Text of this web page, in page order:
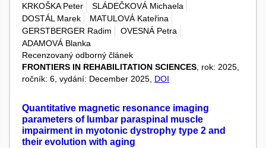
KRKOŠKA Peter
SLÁDEČKOVÁ Michaela
DOSTÁL Marek
MATULOVÁ Kateřina
GERSTBERGER Radim
OVESNÁ Petra
ADAMOVÁ Blanka
Recenzovaný odborný článek
FRONTIERS IN REHABILITATION SCIENCES, rok: 2025,
ročník: 6, vydání: December 2025, DOI
Quantitative magnetic resonance imaging
parameters of lumbar paraspinal muscle
impairment in myotonic dystrophy type 2 and
their evolution with aging